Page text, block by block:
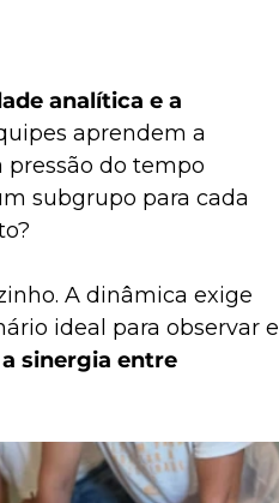
analítica e a
aprendem a
pressão do tempo
subgrupo para cada
A dinâmica exige
ideal para observar e
sinergia entre